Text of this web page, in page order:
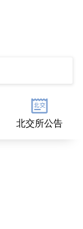
北交所公告